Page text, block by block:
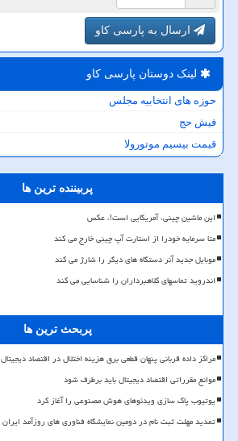
ارسال به پارسی کاو
لینک دوستان پارسی كاو
حوزه های انتخابیه مجلس
فیش حج
قیمت بیسیم موتورولا
پربیننده ترین ها
این ماشین چینی، آمریکایی است!، عکس
متا سرمایه خودرا از استارت آپ چینی خارج می کند
موبایل جدید آنر دستگاه های دیگر را شارژ می کند
اندروید تماسهای کلاهبرداران را شناسایی می کند
پربحث ترین ها
مراکز داده قربانی پنهان قطعی برق هزینه اختلال در اقتصاد دیجیتال
موانع مقرراتی اقتصاد دیجیتال باید برطرف شود
یوتیوب پاک سازی ویدئوهای هوش مصنوعی را آغاز کرد
تمدید مهلت ثبت نام در دومین نمایشگاه فناوری های روزآمد ایران